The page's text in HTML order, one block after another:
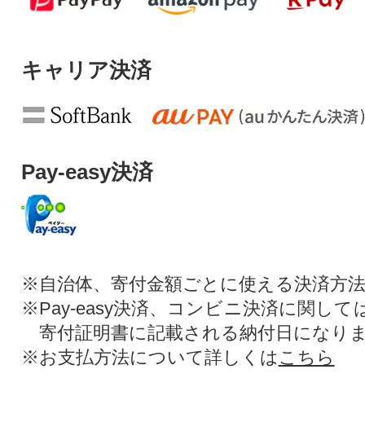
キャリア決済
Pay-easy決済
※自治体、寄付金額ごとに使える決済方
※Pay-easy決済、コンビニ決済に関して
寄付証明書に記載される納付日になり
※お支払方法について詳しくは こちら